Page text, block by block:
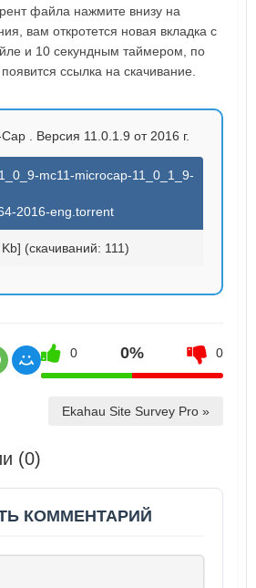
файла нажмите внизу на
вам откротется новая вкладка с
и 10 секундным таймером, по
ссылка на скачивание.
. Версия 11.0.1.9 от 2016 г.
mc11-microcap-11_0_1_9-
2016-eng.torrent
(cкачиваний: 111)
0 0% 0
Ekahau Site Survey Pro »
(0)
КОММЕНТАРИЙ